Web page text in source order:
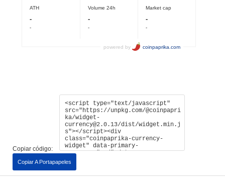
Copiar código:
Copiar A Portapapeles